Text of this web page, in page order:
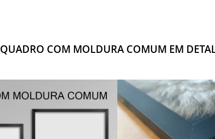
QUADRO COM MOLDURA COMUM EM